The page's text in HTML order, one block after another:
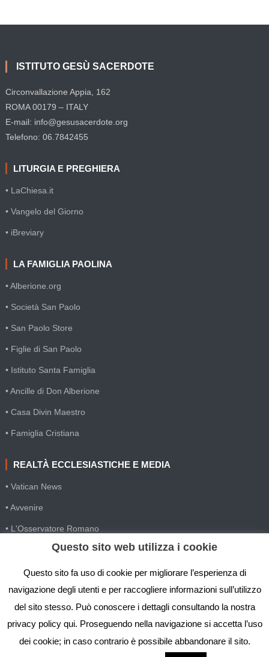
ISTITUTO GESÙ SACERDOTE
Circonvallazione Appia, 162
ROMA 00179 – ITALY
E-mail: info@gesusacerdote.org
Telefono: 06.7842455
LITURGIA E PREGHIERA
• LaChiesa.it
• Vangelo del Giorno
• iBreviary
LA FAMIGLIA PAOLINA
• Alberione.org
• Società San Paolo
• San Paolo Store
• Figlie di San Paolo
• Istituto Santa Famiglia
• Ancille di Don Alberione
• Casa Divin Maestro
• Famiglia Cristiana
REALTÀ ECCLESIASTICHE E MEDIA
• Vatican News
• Avvenire
• L'Osservatore Romano
• SIR Agenzia d'informazione
• Gesuiti Villapizzone
• Settimana della Comunicazione
• Festival Biblico
Questo sito web utilizza i cookie
Questo sito fa uso di cookie per migliorare l’esperienza di
navigazione degli utenti e per raccogliere informazioni sull’utilizzo
del sito stesso. Può conoscere i dettagli consultando la nostra
privacy policy qui. Proseguendo nella navigazione si accetta l’uso
dei cookie; in caso contrario è possibile abbandonare il sito.